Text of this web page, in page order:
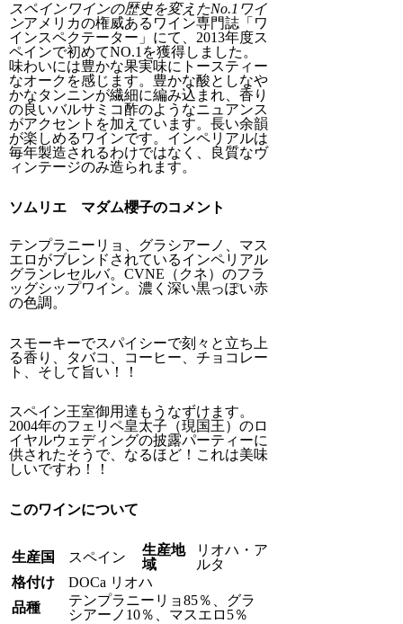
スペインワインの歴史を変えたNo.1ワイ
ンアメリカの権威あるワイン専門誌「ワ
インスペクテーター」にて、2013年度ス
ペインで初めてNO.1を獲得しました。
味わいには豊かな果実味にトースティー
なオークを感じます。豊かな酸としなや
かなタンニンが繊細に編み込まれ、香り
の良いバルサミコ酢のようなニュアンス
がアクセントを加えています。長い余韻
が楽しめるワインです。インペリアルは
毎年製造されるわけではなく、良質なヴ
ィンテージのみ造られます。
ソムリエ マダム櫻子のコメント
テンプラニーリョ、グラシアーノ、マス
エロがブレンドされているインペリアル
グランレセルバ。CVNE（クネ）のフラ
ッグシップワイン。濃く深い黒っぽい赤
の色調。
スモーキーでスパイシーで刻々と立ち上
る香り、タバコ、コーヒー、チョコレー
ト、そして旨い！！
スペイン王室御用達もうなずけます。
2004年のフェリペ皇太子（現国王）のロ
イヤルウェディングの披露パーティーに
供されたそうで、なるほど！これは美味
しいですわ！！
このワインについて
生産国 スペイン
生産地
域
リオハ・ア
ルタ
格付け
DOCa リオハ
品種
テンプラニーリョ85％、グラ
シアーノ10％、マスエロ5％